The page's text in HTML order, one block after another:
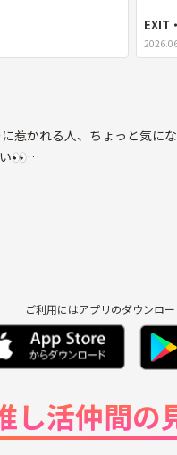
EXIT
惹かれる人、ちょっと気
👀
ンバーの新たな挑戦など
ご利用にはアプリのダウンロ
し活仲間の